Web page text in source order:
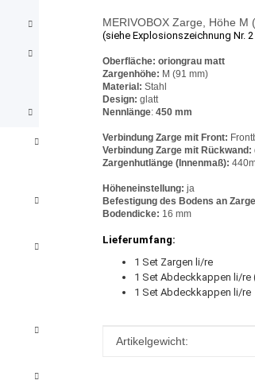
MERIVOBOX Zarge, Höhe
(siehe Explosionszeichnung Nr. 2
Oberfläche: oriongrau matt
Zargenhöhe: M (91 mm)
Material: Stahl
Design: glatt
Nennlänge: 450 mm
Verbindung Zarge mit Front:
Verbindung Zarge mit Rückwand:
Zargenhutlänge (Innenmaß):
Höheneinstellung: ja
Befestigung des Bodens an
Bodendicke: 16 mm
Lieferumfang:
1 Set Zargen li/re
1 Set Abdeckkappen li/re
1 Set Abdeckkappen li/re
Produkteigenschaft
Wert
Artikelgewicht: